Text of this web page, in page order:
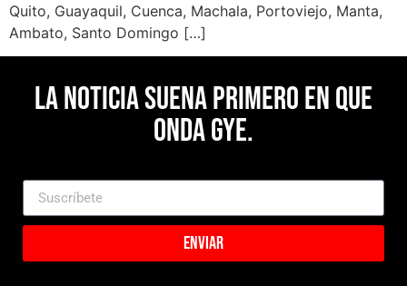
Quito, Guayaquil, Cuenca, Machala, Portoviejo, Manta,
Ambato, Santo Domingo […]
La noticia suena primero en Que
Onda Gye.
Enviar